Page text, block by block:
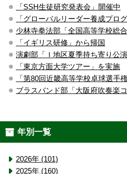
「SSH生徒研究発表会」開催中
「グローバルリーダー養成プロ
少林寺拳法部「全国高等学校総
「イギリス研修」から帰国
演劇部「Ｉ地区夏季持ち寄り公
「東京方面大学ツアー」を実施
「第80回近畿高等学校卓球選手
ブラスバンド部「大阪府吹奏楽
年別一覧
2026年 (101)
2025年 (160)